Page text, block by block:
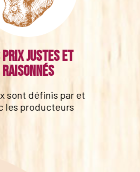
prix justes et
raisonnés
sont définis par et
les producteurs